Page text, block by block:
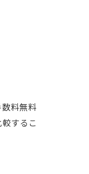
料無料
するこ